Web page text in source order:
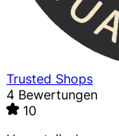
Trusted Shops
4 Bewertungen
10